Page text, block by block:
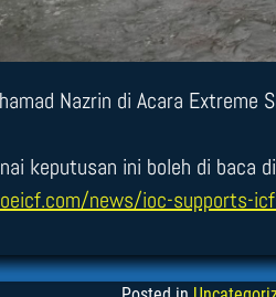
Nazrin di Acara Extreme
keputusan ini boleh di baca
news/ioc-supports-